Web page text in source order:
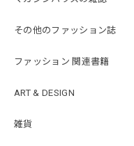
その他のファッション誌
ファッション 関連書籍
ART & DESIGN
雑貨